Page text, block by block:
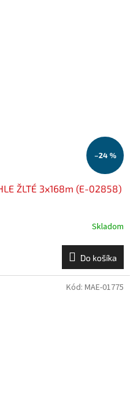
–24 %
ŽLTÉ 3x168m (E-02858)
Skladom
Do košíka
Kód: MAE-01775